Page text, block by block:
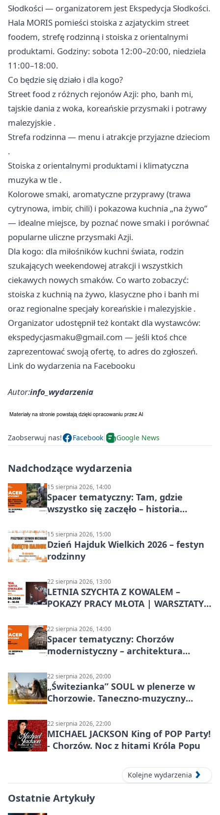
Słodkości — organizatorem jest Ekspedycja Słodkości.
Hala MORIS pomieści stoiska z azjatyckim street
foodem, strefę rodzinną i stoiska z orientalnymi
produktami. Godziny: sobota 12:00–20:00, niedziela
11:00–18:00.
Co będzie się działo i dla kogo?
Street food z różnych rejonów Azji: pho, banh mi,
tajskie dania z woka, koreańskie przysmaki i potrawy
malezyjskie .
Strefa rodzinna — menu i atrakcje przyjazne dzieciom
.
Stoiska z orientalnymi produktami i klimatyczna
muzyka w tle .
Kolorowe smaki, aromatyczne przyprawy (trawa
cytrynowa, imbir, chili) i pokazowa kuchnia „na żywo”
— idealne miejsce, by poznać nowe smaki i porównać
popularne uliczne przysmaki Azji.
Dla kogo: dla miłośników kuchni świata, rodzin
szukających weekendowej atrakcji i wszystkich
ciekawych nowych smaków. Co warto zobaczyć:
stoiska z kuchnią na żywo, klasyczne pho i banh mi
oraz regionalne specjały koreańskie i malezyjskie .
Organizator udostępnił też kontakt dla wystawców:
ekspedycjasmaku@gmail.com — jeśli ktoś chce
zaprezentować swoją ofertę, to adres do zgłoszeń.
Link do wydarzenia na Facebooku
Autor:info_wydarzenia
Zaobserwuj nas! Facebook Google News
Nadchodzące wydarzenia
15 sierpnia 2026, 14:00
Spacer tematyczny: Tam, gdzie
wszystko się zaczęło – historia
15 sierpnia 2026, 15:00
Dzień Hajduk Wielkich 2026 – festyn
rodzinny
22 sierpnia 2026, 13:00
LETNIA SZYCHTA Z KOWALEM –
POKAZY PRACY MŁOTA | WARSZTATY
22 sierpnia 2026, 14:00
Spacer tematyczny: Chorzów
modernistyczny – architektura
22 sierpnia 2026, 20:00
„Świtezianka” SOUL w plenerze w
Chorzowie. Taneczno-muzyczny
22 sierpnia 2026, 22:00
MICHAEL JACKSON King of POP Party!
- Chorzów. Noc z hitami Króla Popu
Kolejne wydarzenia
Ostatnie Artykuły